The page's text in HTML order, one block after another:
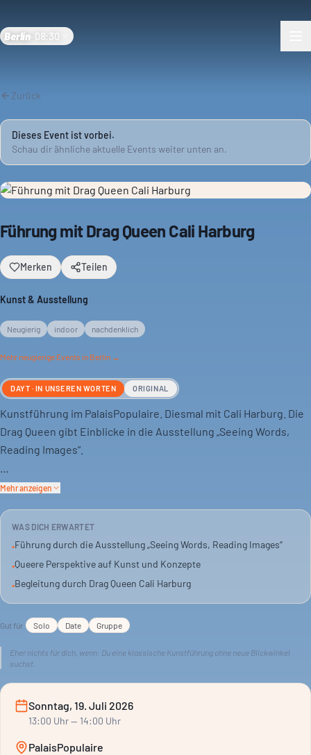
Berlin 08:30
Zurück
Dieses Event ist vorbei.
Schau dir ähnliche aktuelle Events weiter unten an.
Führung mit Drag Queen Cali Harburg
Merken Teilen
Kunst & Ausstellung
Neugierig indoor nachdenklich
Mehr neugierige Events in Berlin →
DAYT · IN UNSEREN WORTEN ORIGINAL
Kunstführung im PalaisPopulaire. Diesmal mit Cali Harburg. Die
Drag Queen gibt Einblicke in die Ausstellung „Seeing Words,
Reading Images“.
Cali Harburg ist bekannt als Sofaqueen, Philosophin und
Werke.
Es geht um Hintergründe, Konzepte und die Highlights der
neue Perspektiven suchen.
Mehr anzeigen
WAS DICH ERWARTET
•Führung durch die Ausstellung „Seeing Words, Reading Images“
•Queere Perspektive auf Kunst und Konzepte
•Begleitung durch Drag Queen Cali Harburg
Gut für Solo Date Gruppe
Eher nichts für dich, wenn: Du eine klassische Kunstführung ohne neue Blickwinkel
suchst.
Sonntag, 19. Juli 2026
13:00 Uhr— 14:00 Uhr
PalaisPopulaire